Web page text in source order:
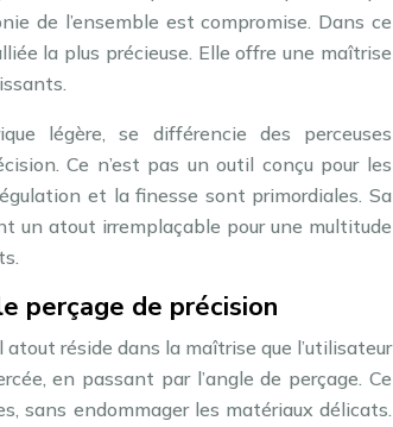
de l’ensemble est compromise. Dans ce
la plus précieuse. Elle offre une maîtrise
légère, se différencie des perceuses
Ce n’est pas un outil conçu pour les
et la finesse sont primordiales. Sa
un atout irremplaçable pour une multitude
perçage de précision
réside dans la maîtrise que l’utilisateur
en passant par l’angle de perçage. Ce
sans endommager les matériaux délicats.